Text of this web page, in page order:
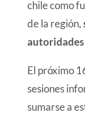
chile como
de la región,
El próximo
sesiones
sumarse a